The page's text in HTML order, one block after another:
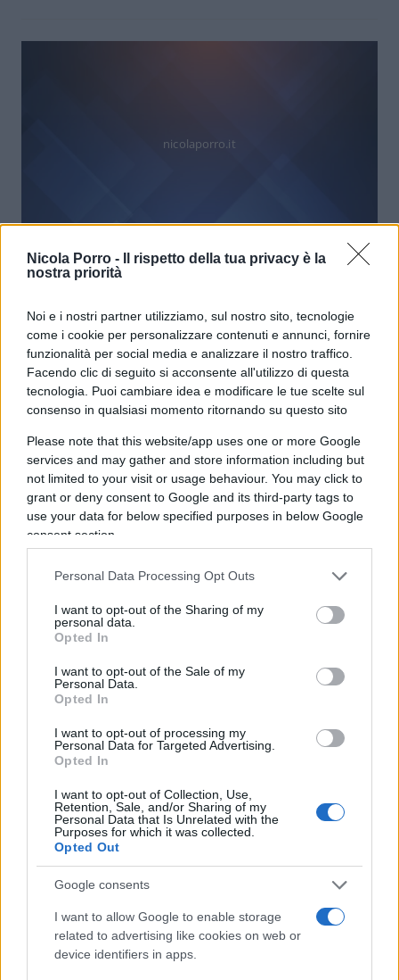
Nicola Porro -
Il rispetto della tua privacy è la
nostra priorità
Noi e i nostri partner utilizziamo, sul nostro sito, tecnologie
come i cookie per personalizzare contenuti e annunci, fornire
funzionalità per social media e analizzare il nostro traffico.
Facendo clic di seguito si acconsente all'utilizzo di questa
tecnologia. Puoi cambiare idea e modificare le tue scelte sul
consenso in qualsiasi momento ritornando su questo sito
Please note that this website/app uses one or more Google
services and may gather and store information including but
not limited to your visit or usage behaviour. You may click to
grant or deny consent to Google and its third-party tags to
use your data for below specified purposes in below Google
consent section.
Personal Data Processing Opt Outs
I want to opt-out of the Sharing of my
personal data.
Opted In
I want to opt-out of the Sale of my
Personal Data.
Opted In
I want to opt-out of processing my
Personal Data for Targeted Advertising.
Opted In
I want to opt-out of Collection, Use,
Retention, Sale, and/or Sharing of my
Personal Data that Is Unrelated with the
Purposes for which it was collected.
Opted Out
Google consents
I want to allow Google to enable storage
related to advertising like cookies on web or
device identifiers in apps.
nicolaporro.it
Città a misura di lockdown, sanitari
Fabrizio Baldi
17 Dicembre 2022, 5:59
nicolaporro.it
Un Vaccino per sempre contro il
Covid_19. Il nuovo studio della
Oxford University
diRedazione
20 Luglio 2021, 11:07
nicolaporro.it